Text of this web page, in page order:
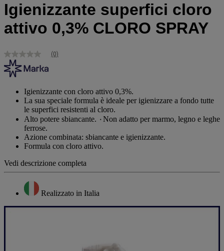
Igienizzante superfici cloro
attivo 0,3% CLORO SPRAY
Nessuna
valutazione
Stesso
pagina.
(0)
Igienizzante con cloro attivo 0,3%.
La sua speciale formula è ideale per igienizzare a fondo tutte
le superfici resistenti al cloro.
Alto potere sbiancante. ٠Non adatto per marmo, legno e leghe
ferrose.
Azione combinata: sbiancante e igienizzante.
Formula con cloro attivo.
Vedi descrizione completa
Realizzato in Italia